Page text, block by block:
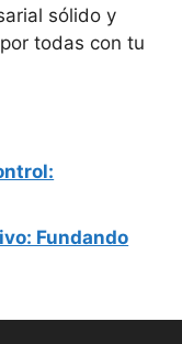
sólido y
todas con tu
Fundando